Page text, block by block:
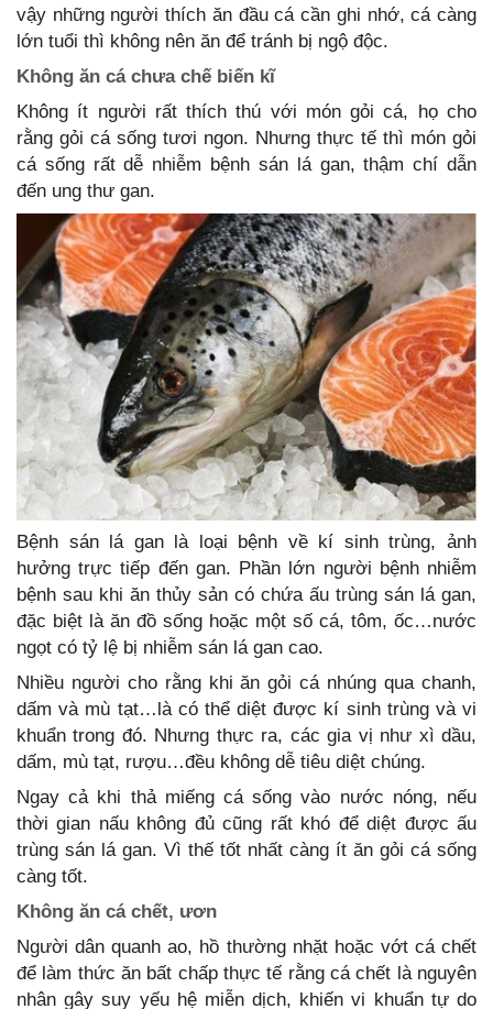
vậy những người thích ăn đầu cá cần ghi nhớ, cá càng
lớn tuổi thì không nên ăn để tránh bị ngộ độc.
Không ăn cá chưa chế biến kĩ
Không ít người rất thích thú với món gỏi cá, họ cho
rằng gỏi cá sống tươi ngon. Nhưng thực tế thì món gỏi
cá sống rất dễ nhiễm bệnh sán lá gan, thậm chí dẫn
đến ung thư gan.
Bệnh sán lá gan là loại bệnh về kí sinh trùng, ảnh
hưởng trực tiếp đến gan. Phần lớn người bệnh nhiễm
bệnh sau khi ăn thủy sản có chứa ấu trùng sán lá gan,
đặc biệt là ăn đồ sống hoặc một số cá, tôm, ốc…nước
ngọt có tỷ lệ bị nhiễm sán lá gan cao.
Nhiều người cho rằng khi ăn gỏi cá nhúng qua chanh,
dấm và mù tạt…là có thể diệt được kí sinh trùng và vi
khuẩn trong đó. Nhưng thực ra, các gia vị như xì dầu,
dấm, mù tạt, rượu…đều không dễ tiêu diệt chúng.
Ngay cả khi thả miếng cá sống vào nước nóng, nếu
thời gian nấu không đủ cũng rất khó để diệt được ấu
trùng sán lá gan. Vì thế tốt nhất càng ít ăn gỏi cá sống
càng tốt.
Không ăn cá chết, ươn
Người dân quanh ao, hồ thường nhặt hoặc vớt cá chết
để làm thức ăn bất chấp thực tế rằng cá chết là nguyên
nhân gây suy yếu hệ miễn dịch, khiến vi khuẩn tự do